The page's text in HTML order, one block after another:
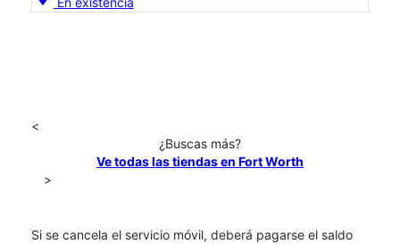
<
¿Buscas más?
Ve todas las tiendas en Fort Worth
>
Si se cancela el servicio móvil, deberá pagarse el saldo